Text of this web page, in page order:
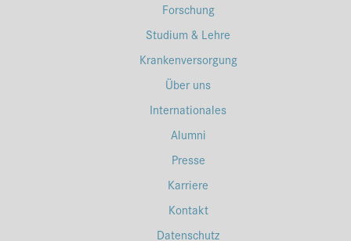
Forschung
Studium & Lehre
Krankenversorgung
Über uns
Internationales
Alumni
Presse
Karriere
Kontakt
Datenschutz